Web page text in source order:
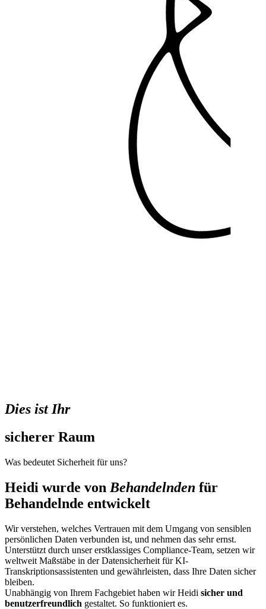
Dies ist Ihr
sicherer Raum
Was bedeutet Sicherheit für uns?
Heidi wurde von Behandelnden für
Behandelnde entwickelt
Wir verstehen, welches Vertrauen mit dem Umgang von sensiblen
persönlichen Daten verbunden ist, und nehmen das sehr ernst.
Unterstützt durch unser erstklassiges Compliance-Team, setzen wir
weltweit Maßstäbe in der Datensicherheit für KI-
Transkriptionsassistenten und gewährleisten, dass Ihre Daten sicher
bleiben.
Unabhängig von Ihrem Fachgebiet haben wir Heidi sicher und
benutzerfreundlich gestaltet. So funktioniert es.